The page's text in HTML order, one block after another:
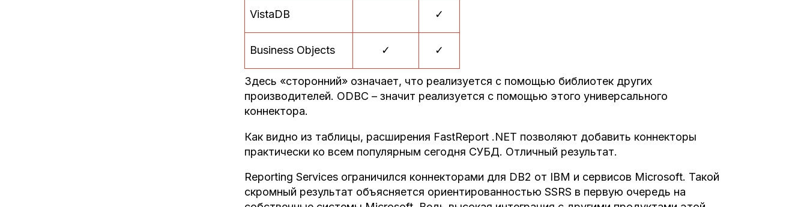
VistaDB ✓
Business Objects ✓ ✓
Здесь «сторонний» означает, что реализуется с помощью библиотек других
производителей. ODBC – значит реализуется с помощью этого универсального
коннектора.
Как видно из таблицы, расширения FastReport .NET позволяют добавить коннекторы
практически ко всем популярным сегодня СУБД. Отличный результат.
Reporting Services ограничился коннекторами для DB2 от IBM и сервисов Microsoft. Такой
скромный результат объясняется ориентированностью SSRS в первую очередь на